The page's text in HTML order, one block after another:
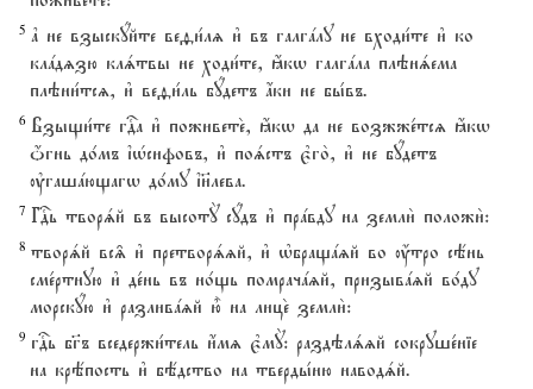
5 ґ не взыскyйте веfи1лz и3 въ галгaлу не входи1те и3 ко
клaдzзю клsтвы не ходи1те, ћкw галгaла плэнsема
плэни1тсz, и3 веfи1ль бyдетъ ѓки не бы1въ.
6 Взыщи1те гDа и3 поживете2, ћкw да не возжже1тсz ћкw
џгнь до1мъ їHсифовъ, и3 поsстъ є3го2, и3 не бyдетъ
ўгашaющагw до1му ї}лева.
7 ГDь творsй въ высотY сyдъ и3 прaвду на земли2 положи2:
8 творsй вс‰ и3 претворszй, и3 њбращazй во ќтро сёнь
сме1ртную и3 де1нь въ но1щь помрачazй, призывazй во1ду
морскyю и3 разливazй ю5 на лице2 земли2:
9 гDь бг7ъ вседержи1тель и4мz є3мY: раздэлszй сокруше1ніе
на крёпость и3 бёдство на тверды1ню наводsй.